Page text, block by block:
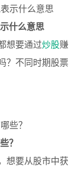
什么意思
想要通过炒股赚
？不同时期股票
？
想要从股市中获